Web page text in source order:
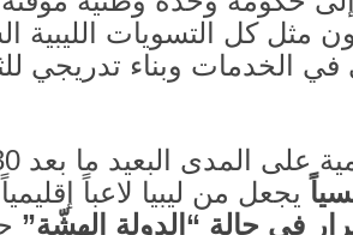
مثل كل التسويات الليبية
الخدمات وبناء تدريجي
على المدى البعيد ما بعد
يجعل من ليبيا لاعباً
في حالة “الدولة الهشّة”